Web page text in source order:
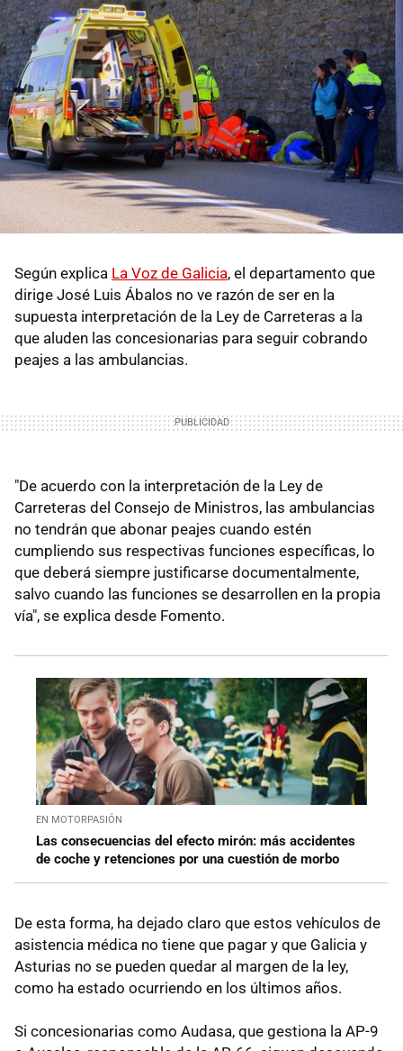
Según explica La Voz de Galicia, el departamento que
dirige José Luis Ábalos no ve razón de ser en la
supuesta interpretación de la Ley de Carreteras a la
que aluden las concesionarias para seguir cobrando
peajes a las ambulancias.
"De acuerdo con la interpretación de la Ley de
Carreteras del Consejo de Ministros, las ambulancias
no tendrán que abonar peajes cuando estén
cumpliendo sus respectivas funciones específicas, lo
que deberá siempre justificarse documentalmente,
salvo cuando las funciones se desarrollen en la propia
vía", se explica desde Fomento.
EN MOTORPASIÓN
Las consecuencias del efecto mirón: más accidentes
de coche y retenciones por una cuestión de morbo
De esta forma, ha dejado claro que estos vehículos de
asistencia médica no tiene que pagar y que Galicia y
Asturias no se pueden quedar al margen de la ley,
como ha estado ocurriendo en los últimos años.
Si concesionarias como Audasa, que gestiona la AP-9